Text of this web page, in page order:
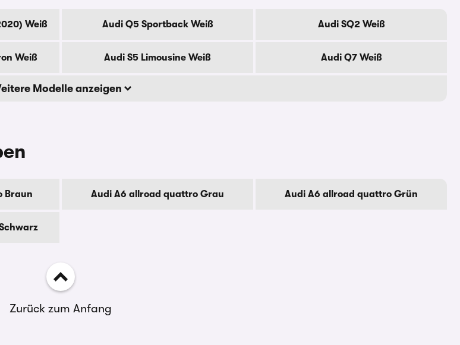
Weiß Audi Q5 Sportback Weiß Audi SQ2 Weiß
Weiß Audi S5 Limousine Weiß Audi Q7 Weiß
Modelle anzeigen
Braun Audi A6 allroad quattro Grau Audi A6 allroad quattro Grün
Zurück zum Anfang